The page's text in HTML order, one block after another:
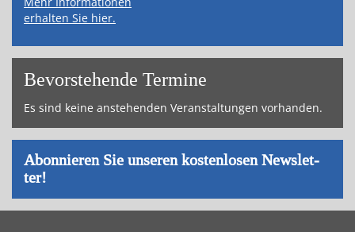
erhalten Sie hier.
Bevor­ste­hende Ter­mi­ne
Es sind keine an­ste­hen­den Ver­an­stal­tun­gen vor­han­den.
Abon­nie­ren Sie un­se­ren kos­ten­lo­sen News­let­
ter!